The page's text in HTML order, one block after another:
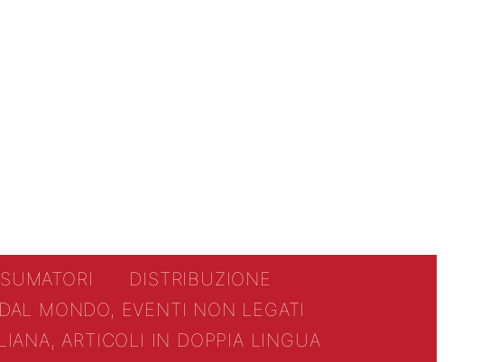
DISTRIBUZIONE
MONDO, EVENTI NON LEGATI
ARTICOLI IN DOPPIA LINGUA